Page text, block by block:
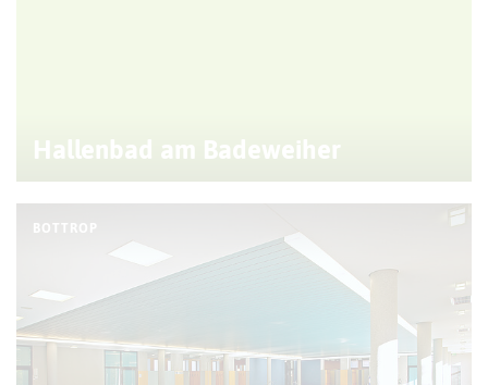
Hallenbad am Badeweiher
BOTTROP